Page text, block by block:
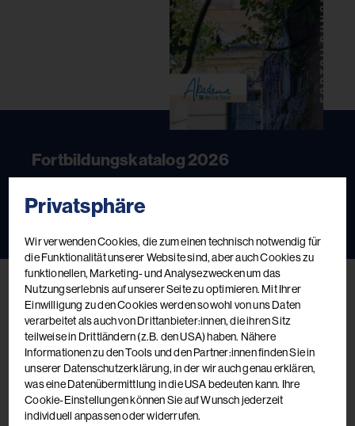
Fortbildungskatalog 2026
Privatsphäre
Wir verwenden Cookies, die zum einen technisch notwendig für
die Funktionalität unserer Website sind, aber auch Cookies zu
funktionellen, Marketing- und Analysezwecken um das
Nutzungserlebnis auf unserer Seite zu optimieren. Mit Ihrer
Einwilligung zu den Cookies werden sowohl von uns Daten
verarbeitet als auch von Drittanbieter:innen, die ihren Sitz
teilweise in Drittländern (z.B. den USA) haben. Nähere
Informationen zu den Tools und den Partner:innen finden Sie in
unserer Datenschutzerklärung, in der wir auch genau erklären,
was eine Datenübermittlung in die USA bedeuten kann. Ihre
Cookie-Einstellungen können Sie auf Wunsch jederzeit
individuell anpassen oder widerrufen.